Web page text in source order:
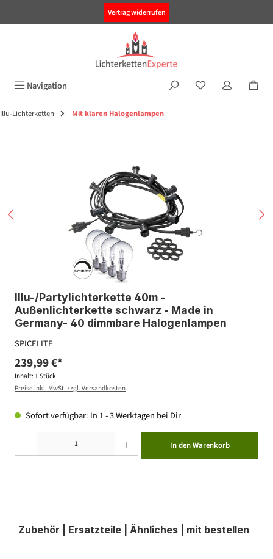
Vertrag widerrufen
Navigation
Illu-Lichterketten Mit klaren Halogenlampen
Illu-/Partylichterkette 40m -
Außenlichterkette schwarz - Made in
Germany- 40 dimmbare Halogenlampen
SPICELITE
239,99 €*
Inhalt: 1 Stück
Preise inkl. MwSt. zzgl. Versandkosten
Sofort verfügbar: In 1 - 3 Werktagen bei Dir
In den Warenkorb
Zubehör | Ersatzteile | Ähnliches | mit bestellen